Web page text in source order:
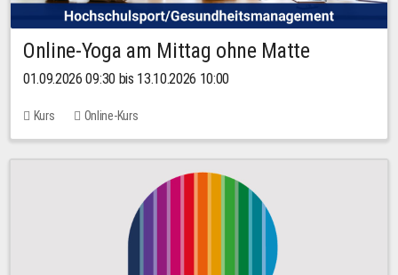
Online-Yoga am Mittag ohne Matte
01.09.2026 09:30 bis 13.10.2026 10:00
Kurs Online-Kurs